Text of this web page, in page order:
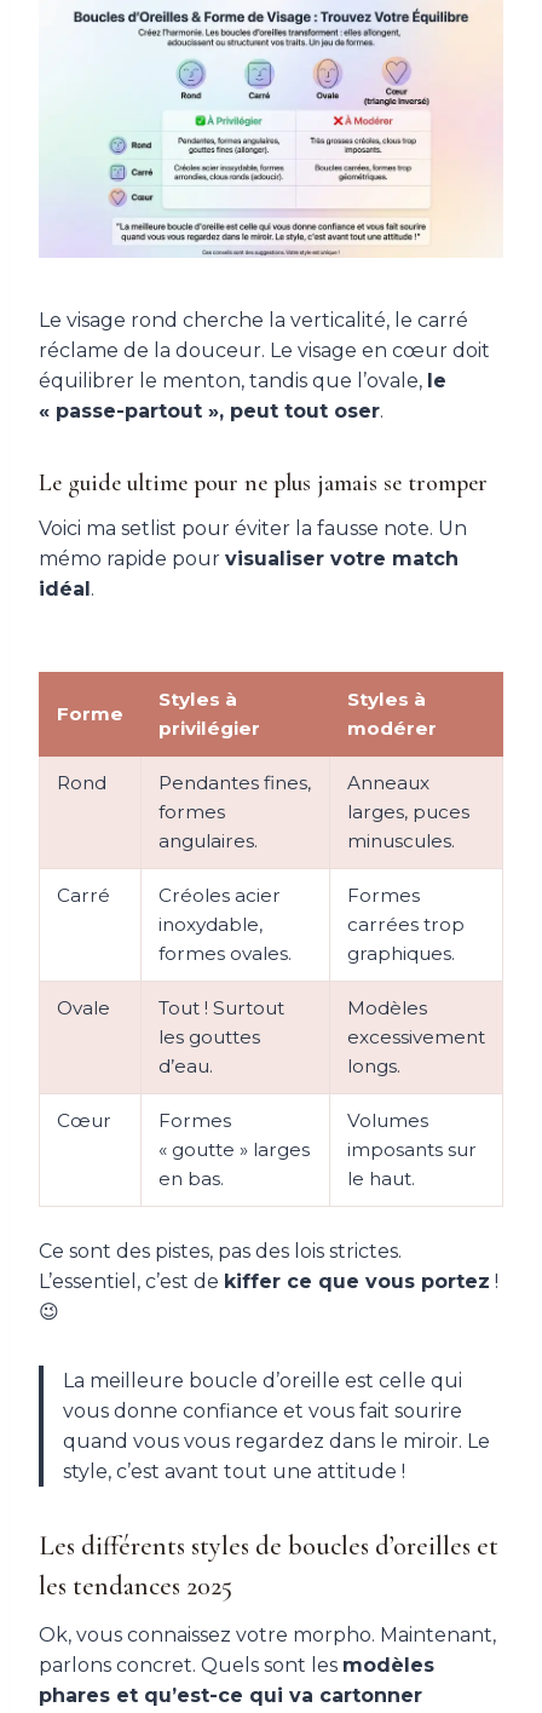
Le visage rond cherche la verticalité, le carré
réclame de la douceur. Le visage en cœur doit
équilibrer le menton, tandis que l’ovale, le
« passe-partout », peut tout oser.
Le guide ultime pour ne plus jamais se tromper
Voici ma setlist pour éviter la fausse note. Un
mémo rapide pour visualiser votre match
idéal .
Forme
Styles à
privilégier
Styles à
modérer
Rond
Pendantes fines,
formes
angulaires.
Anneaux
larges, puces
minuscules.
Carré
Créoles acier
inoxydable,
formes ovales.
Formes
carrées trop
graphiques.
Ovale
Tout ! Surtout
les gouttes
d’eau.
Modèles
excessivement
longs.
Cœur
Formes
« goutte » larges
en bas.
Volumes
imposants sur
le haut.
Ce sont des pistes, pas des lois strictes.
L’essentiel, c’est de kiffer ce que vous portez !
😉
La meilleure boucle d’oreille est celle qui
vous donne confiance et vous fait sourire
quand vous vous regardez dans le miroir. Le
style, c’est avant tout une attitude !
Les différents styles de boucles d’oreilles et
les tendances 2025
Ok, vous connaissez votre morpho. Maintenant,
parlons concret. Quels sont les modèles
phares et qu’est-ce qui va cartonner